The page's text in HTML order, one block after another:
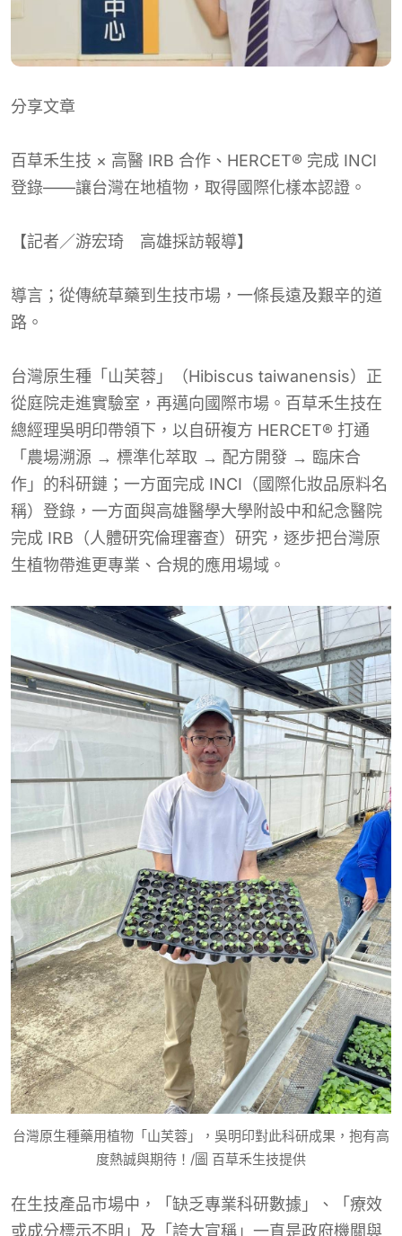
分享文章
百草禾生技 × 高醫 IRB 合作、HERCET® 完成 INCI
登錄——讓台灣在地植物，取得國際化樣本認證。
【記者／游宏琦 高雄採訪報導】
導言；從傳統草藥到生技市場，一條長遠及艱辛的道
路。
台灣原生種「山芙蓉」（Hibiscus taiwanensis）正
從庭院走進實驗室，再邁向國際市場。百草禾生技在
總經理吳明印帶領下，以自研複方 HERCET® 打通
「農場溯源 → 標準化萃取 → 配方開發 → 臨床合
作」的科研鏈；一方面完成 INCI（國際化妝品原料名
稱）登錄，一方面與高雄醫學大學附設中和紀念醫院
完成 IRB（人體研究倫理審查）研究，逐步把台灣原
生植物帶進更專業、合規的應用場域。
台灣原生種藥用植物「山芙蓉」，吳明印對此科研成果，抱有高
度熱誠與期待！/圖 百草禾生技提供
在生技產品市場中，「缺乏專業科研數據」、「療效
或成分標示不明」及「誇大宣稱」一直是政府機關與